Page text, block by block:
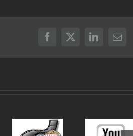
Facebook
X LinkedIn
E-